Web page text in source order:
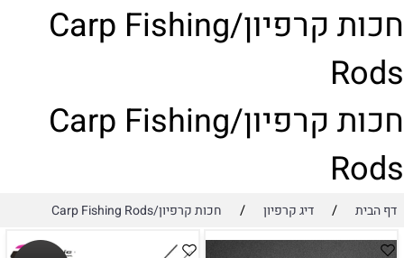
חכות קרפיון/Carp Fishing
חכות קרפיון/Carp Fishing
דף הבית / דיג קרפיון / חכות קרפיון/Carp Fishing Rods